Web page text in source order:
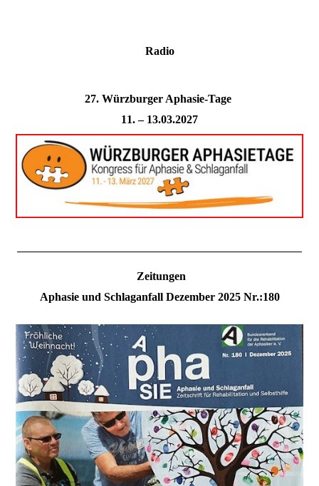
Radio
27. Würzburger Aphasie-Tage
11. – 13.03.2027
Zeitungen
Aphasie und Schlaganfall Dezember 2025 Nr.:180